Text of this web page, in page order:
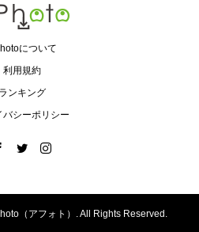
について
利用規約
ランキング
バシーポリシー
（アフォト）. All Rights Reserved.